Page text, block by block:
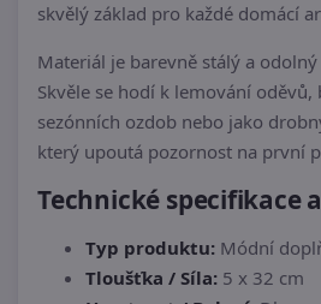
skvělý základ pro každé domácí
Materiál je barevně stálý a
Skvěle se hodí k lemování
sezónních ozdob nebo jako
který upoutá pozornost na první
Technické specifikace
Typ produktu: Módní
Tloušťka / Síla: 5 x 32 cm